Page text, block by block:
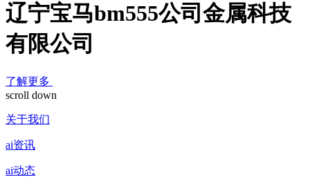
辽宁宝马bm555公司金属科技
有限公司
了解更多
scroll down
关于我们
ai资讯
ai动态